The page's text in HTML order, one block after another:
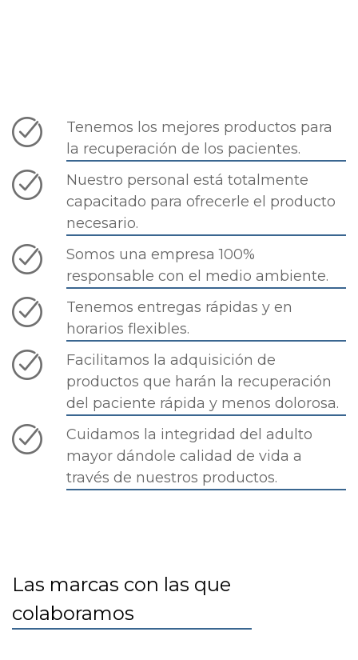
Tenemos los mejores productos para
la recuperación de los pacientes.
Nuestro personal está totalmente
capacitado para ofrecerle el producto
necesario.
Somos una empresa 100%
responsable con el medio ambiente.
Tenemos entregas rápidas y en
horarios flexibles.
Facilitamos la adquisición de
productos que harán la recuperación
del paciente rápida y menos dolorosa.
Cuidamos la integridad del adulto
mayor dándole calidad de vida a
través de nuestros productos.
Las marcas con las que
colaboramos